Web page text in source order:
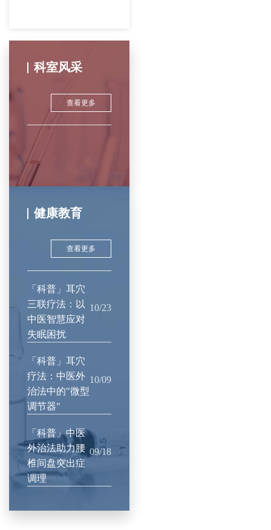
科室风采
查看更多
健康教育
查看更多
「科普」耳穴
三联疗法：以
中医智慧应对
失眠困扰
10/23
「科普」耳穴
疗法：中医外
治法中的"微型
调节器"
10/09
「科普」中医
外治法助力腰
椎间盘突出症
调理
09/18